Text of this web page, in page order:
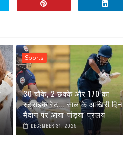
Sports
30 चौके, 2 छक्के और 170 का
स्ट्राइक रेट... साल के आखिरी दिन
मैदान पर आया 'पांड्या' प्रलय
DECEMBER 31, 2025